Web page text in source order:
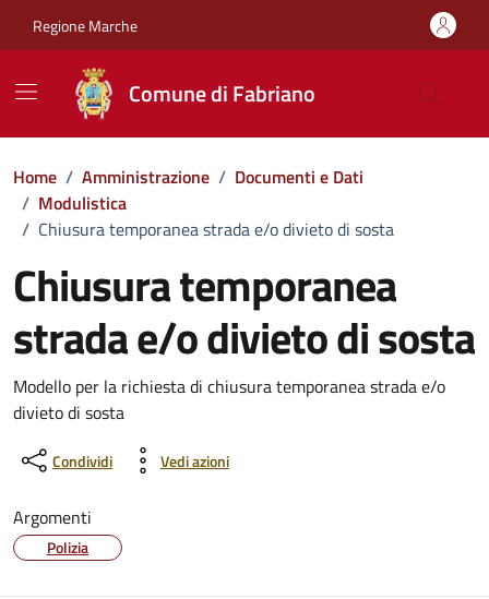
Regione Marche
Comune di Fabriano
Home / Amministrazione / Documenti e Dati
/ Modulistica
/ Chiusura temporanea strada e/o divieto di sosta
Chiusura temporanea
strada e/o divieto di sosta
Dettagli del documento
Modello per la richiesta di chiusura temporanea strada e/o
divieto di sosta
Condividi Vedi azioni
Argomenti
Polizia